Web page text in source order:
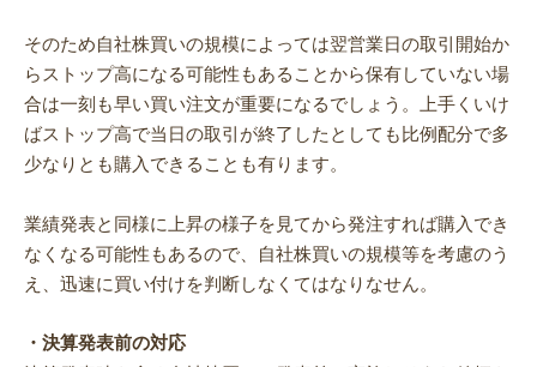
そのため自社株買いの規模によっては翌営業日の取引開始か
らストップ高になる可能性もあることから保有していない場
合は一刻も早い買い注文が重要になるでしょう。上手くいけ
ばストップ高で当日の取引が終了したとしても比例配分で多
少なりとも購入できることも有ります。
業績発表と同様に上昇の様子を見てから発注すれば購入でき
なくなる可能性もあるので、自社株買いの規模等を考慮のう
え、迅速に買い付けを判断しなくてはなりなせん。
・決算発表前の対応